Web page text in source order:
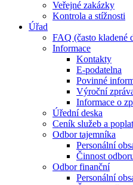
Veřejné zakázky
Kontrola a stížnosti
Úřad
FAQ (často kladené
Informace
Kontakty
E-podatelna
Povinné
Výroční
Informace o
Úřední deska
Ceník služeb a
Odbor tajemníka
Personální
Činnost
Odbor finanční
Personální